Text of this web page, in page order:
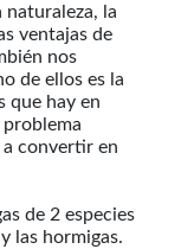
naturaleza, la
ventajas de
nos
de ellos es la
que hay en
a convertir en
de 2 especies
las hormigas.